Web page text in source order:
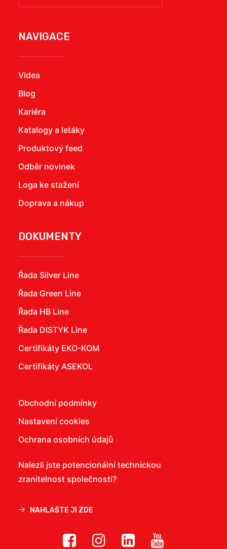
NAVIGACE
Videa
Blog
Kariéra
Katalogy a letáky
Produktový feed
Odběr novinek
Loga ke stažení
Doprava a nákup
DOKUMENTY
Řada Silver Line
Řada Green Line
Řada HB Line
Řada DISTYK Line
Certifikáty EKO-KOM
Certifikáty ASEKOL
Obchodní podmínky
Nastavení cookies
Ochrana osobních údajů
Nalezli jste potencionální technickou
zranitelnost společnosti?
NAHLAŠTE JI ZDE